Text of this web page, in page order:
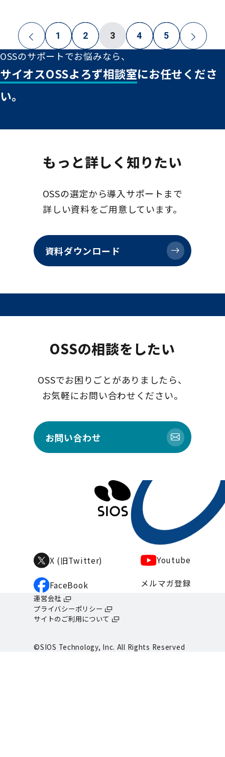
1 2 3 4 5
OSSのサポートでお悩みなら、
サイオスOSSよろず相談室にお任せくださ
い。
もっと詳しく知りたい
OSSの選定から導入サポートまで
詳しい資料をご用意しています。
資料ダウンロード
OSSの相談をしたい
OSSでお困りごとがありましたら、
お気軽にお問い合わせください。
お問い合わせ
X (旧Twitter)
FaceBook
Youtube
メルマガ登録
運営会社
プライバシーポリシー
サイトのご利用について
©SIOS Technology, Inc. All Rights Reserved